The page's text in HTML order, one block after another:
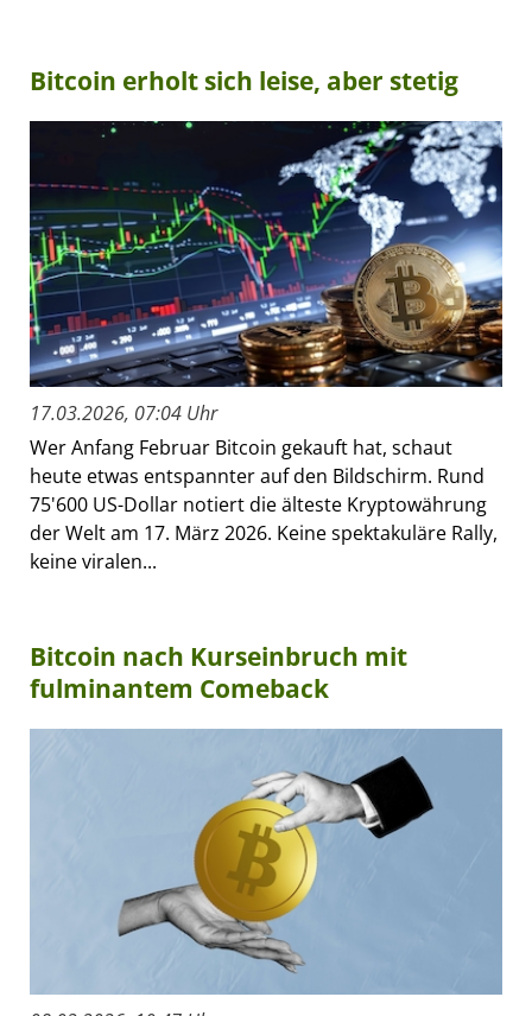
Bitcoin erholt sich leise, aber stetig
17.03.2026, 07:04 Uhr
Wer Anfang Februar Bitcoin gekauft hat, schaut
heute etwas entspannter auf den Bildschirm. Rund
75'600 US-Dollar notiert die älteste Kryptowährung
der Welt am 17. März 2026. Keine spektakuläre Rally,
keine viralen...
Bitcoin nach Kurseinbruch mit
fulminantem Comeback